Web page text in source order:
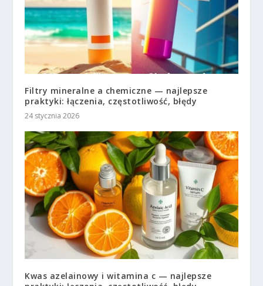
Filtry mineralne a chemiczne — najlepsze
praktyki: łączenia, częstotliwość, błędy
24 stycznia 2026
Kwas azelainowy i witamina c — najlepsze